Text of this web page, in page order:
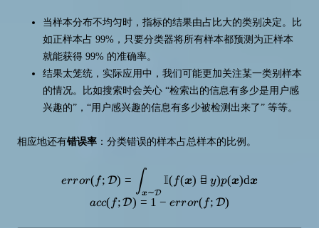
当样本分布不均匀时，指标的结果由占比大的类别决定。比
如正样本占 99%，只要分类器将所有样本都预测为正样本
就能获得 99% 的准确率。
结果太笼统，实际应用中，我们可能更加关注某一类别样本
的情况。比如搜索时会关心 “检索出的信息有多少是用户感
兴趣的”，“用户感兴趣的信息有多少被检测出来了” 等等。
相应地还有错误率 ：分类错误的样本占总样本的比例。
error(f ;
error( f; D) = ∫x∼D
I( f(x) 
= y)p(x)dx
acc( f; D) = 1 − error( f; D)